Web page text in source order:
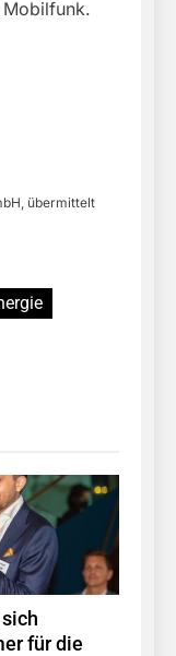
Mobilfunk.
übermittelt
für die